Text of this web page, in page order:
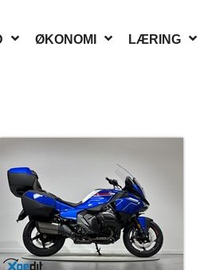
ØKONOMI LÆRING